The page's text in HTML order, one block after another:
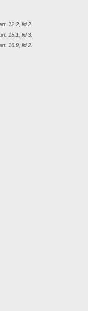
12.2, lid 2.
15.1, lid 3.
16.9, lid 2.